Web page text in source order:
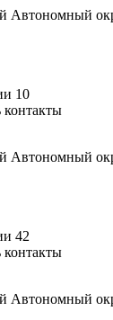
Автономный
10
контакты
Автономный
42
контакты
Автономный